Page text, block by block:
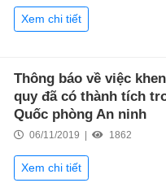
Xem chi tiết
Thông báo về việc
quy đã có thành tích
Quốc phòng An ninh
06/11/2019 | 1862
Xem chi tiết